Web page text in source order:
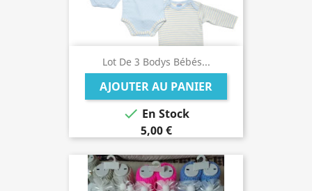
Lot De 3 Bodys Bébés...
AJOUTER AU PANIER
 En Stock
5,00 €